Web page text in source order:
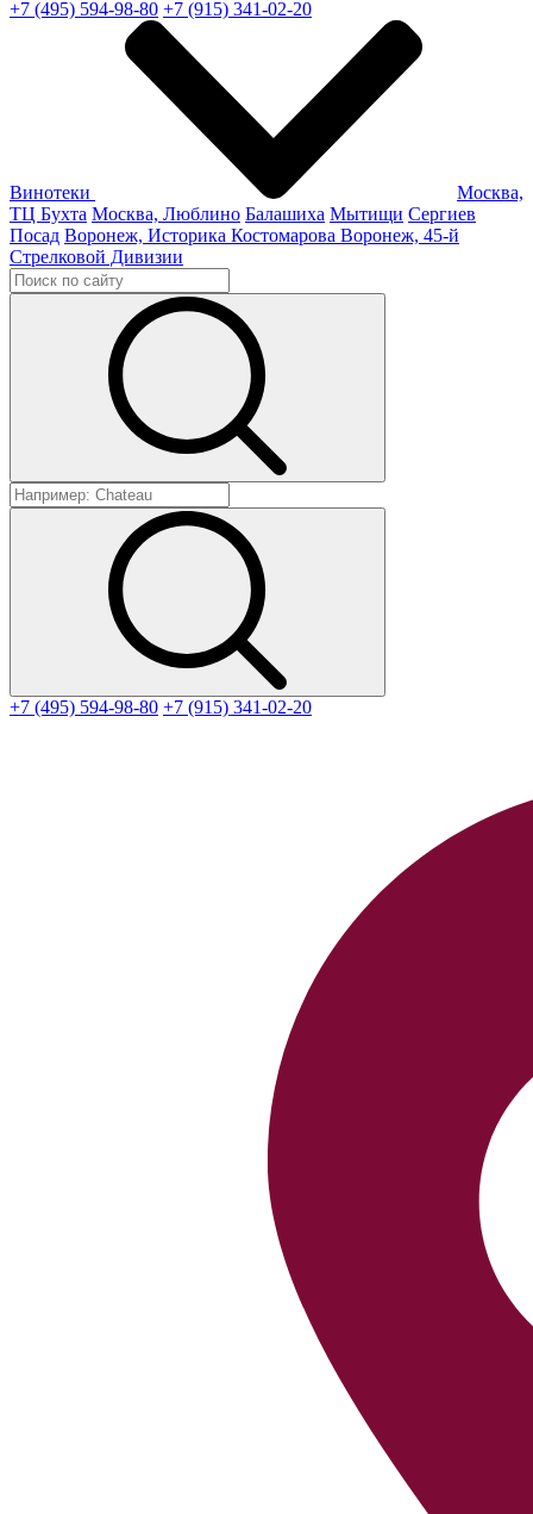
+7 (495) 594-98-80 +7 (915) 341-02-20
Винотеки
Москва,
ТЦ Бухта Москва, Люблино Балашиха Мытищи Сергиев
Посад Воронеж, Историка Костомарова Воронеж, 45-й
Стрелковой Дивизии
+7 (495) 594-98-80 +7 (915) 341-02-20